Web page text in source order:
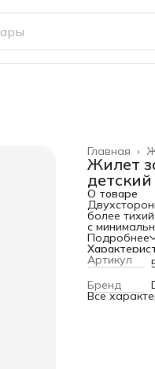
Главная ›
Жилет
О товаре
более
с
ППЭ, ППУ
Подробнее
Артикул
Бренд
Все